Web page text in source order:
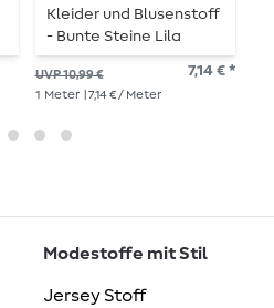
Kleider und Blusenstoff
- Bunte Steine Lila
UVP 10,99 € 7,14 € *
1 Meter | 7,14 € / Meter
Modestoffe mit Stil
Jersey Stoff